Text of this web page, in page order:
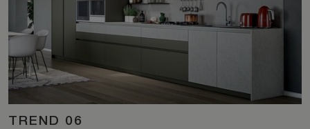
TREND 06